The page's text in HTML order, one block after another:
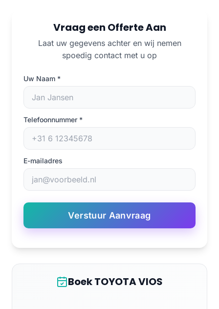
Vraag een Offerte Aan
Laat uw gegevens achter en wij nemen
spoedig contact met u op
Uw Naam *
Telefoonnummer *
E-mailadres
Verstuur Aanvraag
Boek TOYOTA VIOS